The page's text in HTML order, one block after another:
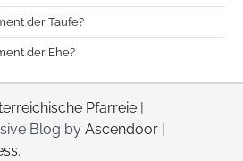
der Taufe?
der Ehe?
Pfarreie |
Blog by Ascendoor |
.